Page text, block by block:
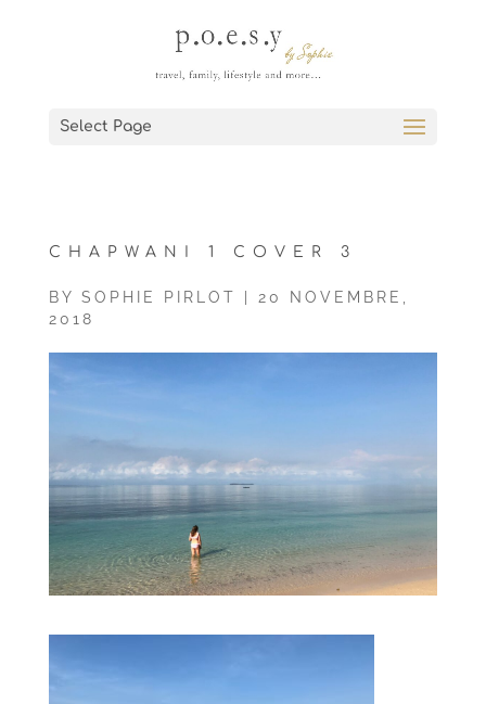
Select Page
CHAPWANI 1 COVER 3
BY SOPHIE PIRLOT
20 NOVEMBRE,
2018